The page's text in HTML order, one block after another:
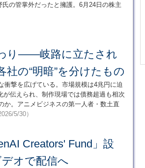
の管掌外だったと擁護。6月24日の株主
り――岐路に立たされ
の“明暗”を分けたもの
衝撃を広げている。市場規模は4兆円に迫
伝えられ、制作現場では債務超過も相次
か。アニメビジネスの第一人者・数土直
5/30）
Creators' Fund」設
オで配信へ